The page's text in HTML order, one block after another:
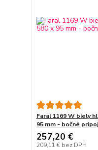
Faral 1169 W biely
95 mm - bočné
257,20 €
209,11 € bez DPH